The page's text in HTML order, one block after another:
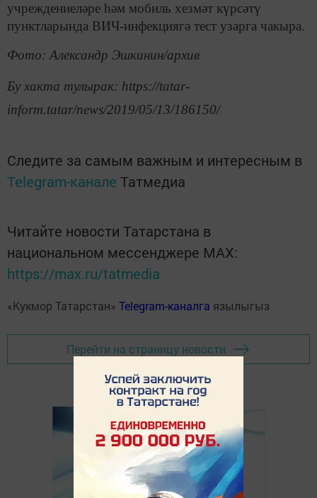
учреждениеләре һәм мобиль хезмәт күрсәтү
пунктларында ВИЧ-инфекциягә тест узарга чакыра.
Фото: Александр Эшкинин/архив
Бу хакта тулырак: https://tatar-
inform.tatar/news/2019/05/13/186150/
Следите за самым важным и интересным в
Telegram-канале Татмедиа
Читайте новости Татарстана в
национальном мессенджере MАХ:
https://max.ru/tatmedia
«Кукмор Татарстан» Telegram-каналга язылыгыз
Перейти на страницу новости